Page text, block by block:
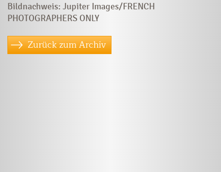
Bildnachweis: Jupiter Images/FRENCH
PHOTOGRAPHERS ONLY
Zurück zum Archiv